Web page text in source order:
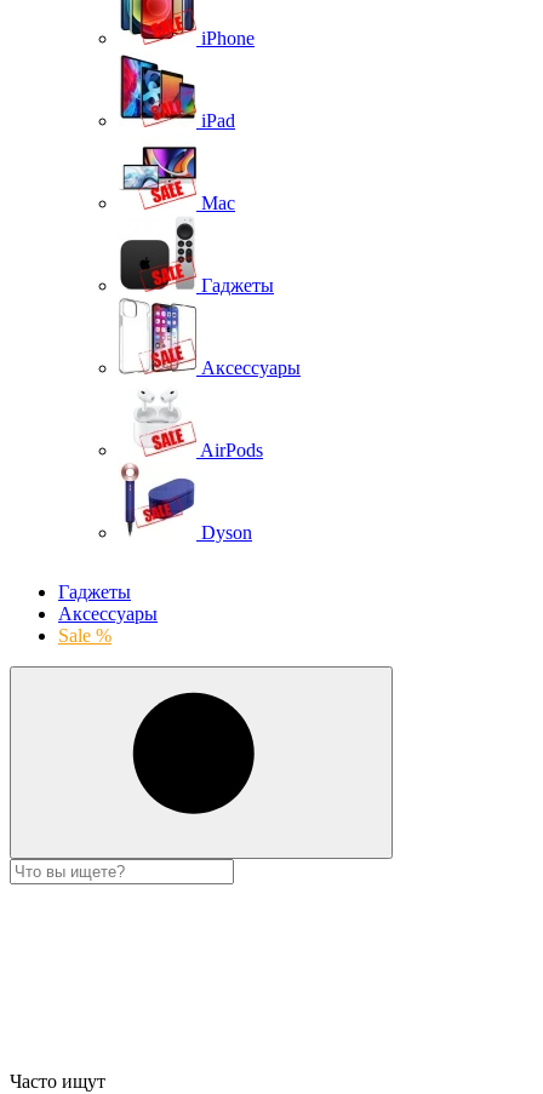
iPhone
iPad
Mac
Гаджеты
Аксессуары
AirPods
Dyson
Гаджеты
Аксессуары
Sale %
Часто ищут